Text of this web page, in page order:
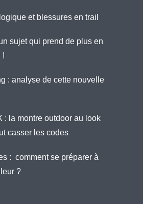
et blessures en trail
sujet qui prend de plus en
!
: analyse de cette nouvelle
: la montre outdoor au look
casser les codes
: comment se préparer à
?